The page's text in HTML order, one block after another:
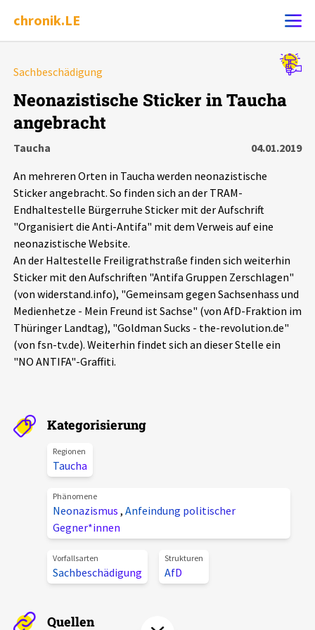
chronik.LE
Chronik
Leipziger Zustände
Schlaglichter
Phänomene
Aktuelles
Alle Beiträge
Pressemitteilungen
Podcasts
Projektbeschreibung
Unterstützer_innen
Spenden
chronik.LE in der Presse
Sachbeschädigung
Neonazistische Sticker in Taucha
angebracht
Taucha
04.01.2019
An mehreren Orten in Taucha werden neonazistische
Sticker angebracht. So finden sich an der TRAM-
Endhaltestelle Bürgerruhe Sticker mit der Aufschrift
"Organisiert die Anti-Antifa" mit dem Verweis auf eine
neonazistische Website.
An der Haltestelle Freiligrathstraße finden sich weiterhin
Sticker mit den Aufschriften "Antifa Gruppen Zerschlagen"
(von widerstand.info), "Gemeinsam gegen Sachsenhass und
Medienhetze - Mein Freund ist Sachse" (von AfD-Fraktion im
Thüringer Landtag), "Goldman Sucks - the-revolution.de"
(von fsn-tv.de). Weiterhin findet sich an dieser Stelle ein
"NO ANTIFA"-Graffiti.
Kategorisierung
Regionen
Taucha
Phänomene
Neonazismus , Anfeindung politischer
Gegner*innen
Vorfallsarten
Sachbeschädigung
Strukturen
AfD
Quellen
Alle Ereignisse
Ereignisse
Ereignisse